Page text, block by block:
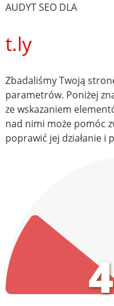
AUDYT SEO DLA
t.ly
Zbadaliśmy Twoją
parametrów. Poniżej
ze wskazaniem
nad nimi może pomóc
poprawić jej działanie i